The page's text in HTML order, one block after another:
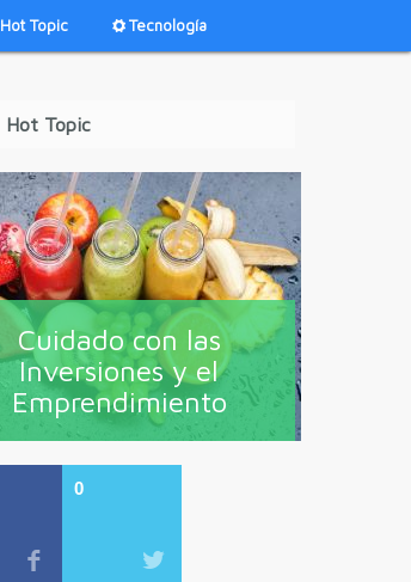
Hot Topic Tecnología
Hot Topic
Cuidado con las
Inversiones y el
Emprendimiento
0